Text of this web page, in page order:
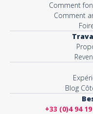
Comment
Comment
Blog
+33 (0)4 94